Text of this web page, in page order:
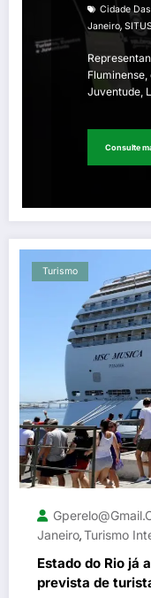
Artes
Cidade
Janeiro,
Juventude,
Consulte
Turismo
Janeiro,Turismo
Estado do Rio já
prevista de